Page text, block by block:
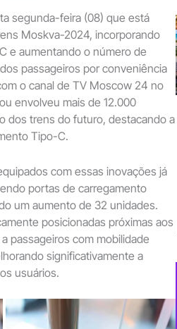
segunda-feira (08) que está
Moskva-2024, incorporando
e aumentando o número de
passageiros por conveniência
o canal de TV Moscow 24 no
envolveu mais de 12.000
dos trens do futuro, destacando a
Tipo-C.
com essas inovações já
portas de carregamento
um aumento de 32 unidades.
posicionadas próximas aos
passageiros com mobilidade
significativamente a
usuários.